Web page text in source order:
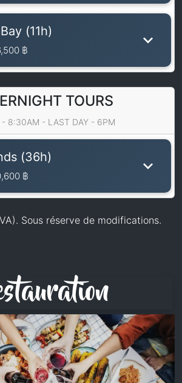
(11h)
฿
TOURS
- 8:30AM - LAST DAY - 6PM
(36h)
฿
Sous réserve de modifications.